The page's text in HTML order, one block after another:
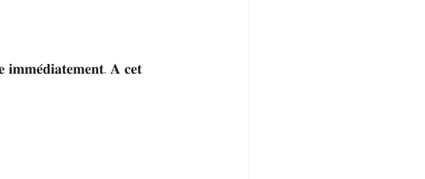
𝐢𝐦𝐦𝐞́𝐝𝐢𝐚𝐭𝐞𝐦𝐞𝐧𝐭. 𝐀 𝐜𝐞𝐭